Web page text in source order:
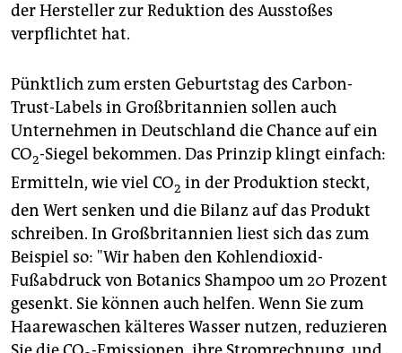
der Hersteller zur Reduktion des Ausstoßes
verpflichtet hat.
Pünktlich zum ersten Geburtstag des Carbon-
Trust-Labels in Großbritannien sollen auch
Unternehmen in Deutschland die Chance auf ein
CO2-Siegel bekommen. Das Prinzip klingt einfach:
Ermitteln, wie viel CO2 in der Produktion steckt,
den Wert senken und die Bilanz auf das Produkt
schreiben. In Großbritannien liest sich das zum
Beispiel so: "Wir haben den Kohlendioxid-
Fußabdruck von Botanics Shampoo um 20 Prozent
gesenkt. Sie können auch helfen. Wenn Sie zum
Haarewaschen kälteres Wasser nutzen, reduzieren